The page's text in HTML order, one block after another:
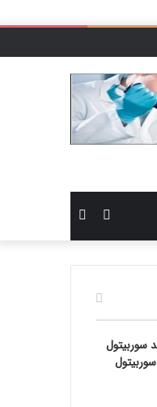
برای
سایدبار